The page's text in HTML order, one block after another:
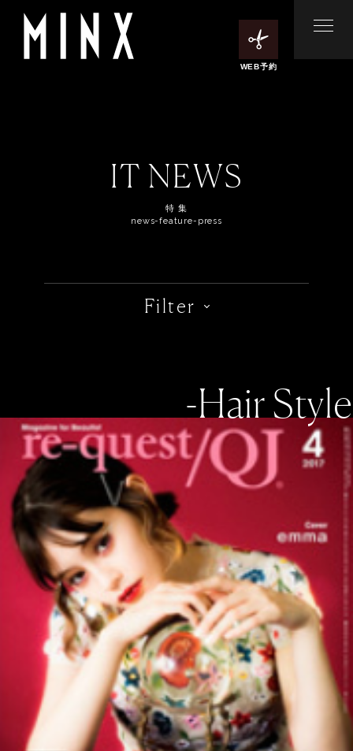
WEB予約
IT NEWS
特 集
news-feature-press
Filter
-Hair Style